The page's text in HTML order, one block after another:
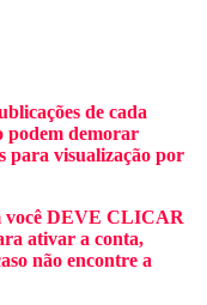
de cada
podem demorar
para visualização por
você DEVE CLICAR
ativar a conta,
não encontre a